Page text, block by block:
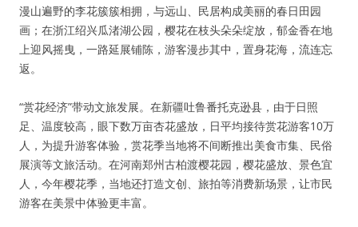
漫山遍野的李花簇簇相拥，与远山、民居构成美丽的春日田园
画；在浙江绍兴瓜渚湖公园，樱花在枝头朵朵绽放，郁金香在地
上迎风摇曳，一路延展铺陈，游客漫步其中，置身花海，流连忘
返。
“赏花经济”带动文旅发展。在新疆吐鲁番托克逊县，由于日照
足、温度较高，眼下数万亩杏花盛放，日平均接待赏花游客10万
人，为提升游客体验，赏花季当地将不间断推出美食市集、民俗
展演等文旅活动。在河南郑州古柏渡樱花园，樱花盛放、景色宜
人，今年樱花季，当地还打造文创、旅拍等消费新场景，让市民
游客在美景中体验更丰富。